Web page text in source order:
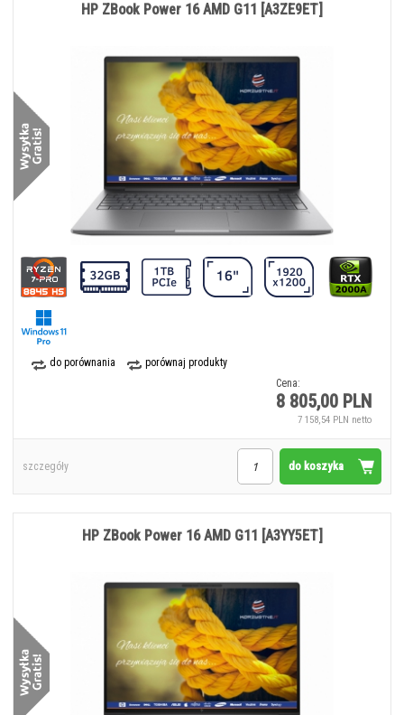
do porównania
porównaj produkty
Cena:
8 805,00 PLN
7 158,54 PLN netto
HP ZBook Power 16 AMD G11 [A3ZE9ET]
do koszyka
szczegóły
HP ZBook Power 16 AMD G11 [A3YY5ET]